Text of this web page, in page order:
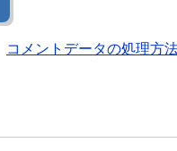
コメントデータの処理方